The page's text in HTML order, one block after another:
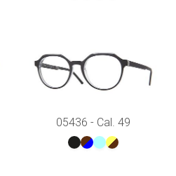
05436 - Cal. 49